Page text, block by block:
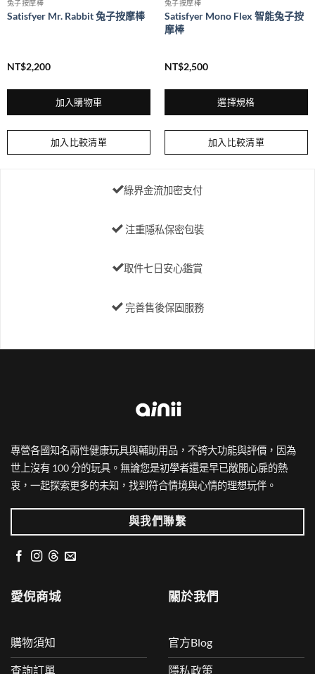
兔子按摩棒
Satisfyer Mr. Rabbit 兔子按摩棒
NT$2,200
加入購物車
加入比較清單
兔子按摩棒
Satisfyer Mono Flex 智能兔子按
摩棒
NT$2,500
選擇規格
種
式。
產
面
加入比較清單
綠界金流加密支付
注重隱私保密包裝
取件七日安心鑑賞
完善售後保固服務
專營各國知名兩性健康玩具與輔助用品，不誇大功能與評價，因為
世上沒有 100 分的玩具。無論您是初學者還是早已敞開心扉的熱
衷，一起探索更多的未知，找到符合情境與心情的理想玩伴。
與我們聯繫
愛倪商城
購物須知
查詢訂單
關於我們
官方Blog
隱私政策